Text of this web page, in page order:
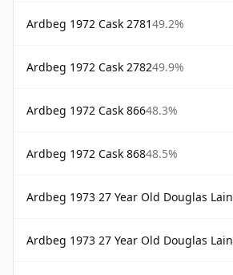
Ardbeg 1972 Cask 278149.2%
Ardbeg 1972 Cask 278249.9%
Ardbeg 1972 Cask 86648.3%
Ardbeg 1972 Cask 86848.5%
Ardbeg 1973 27 Year Old Douglas Laing Old
Ardbeg 1973 27 Year Old Douglas Laing Old Malt Cask